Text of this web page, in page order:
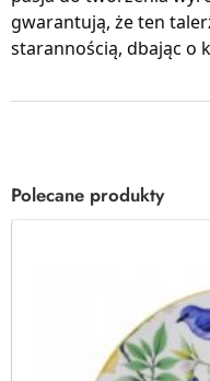
gwarantują, że ten
starannością, dbając o
Polecane produkty